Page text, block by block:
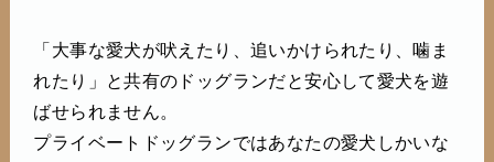
「大事な愛犬が吠えたり、追いかけられたり、噛ま
れたり」と共有のドッグランだと安心して愛犬を遊
ばせられません。
プライベートドッグランではあなたの愛犬しかいな